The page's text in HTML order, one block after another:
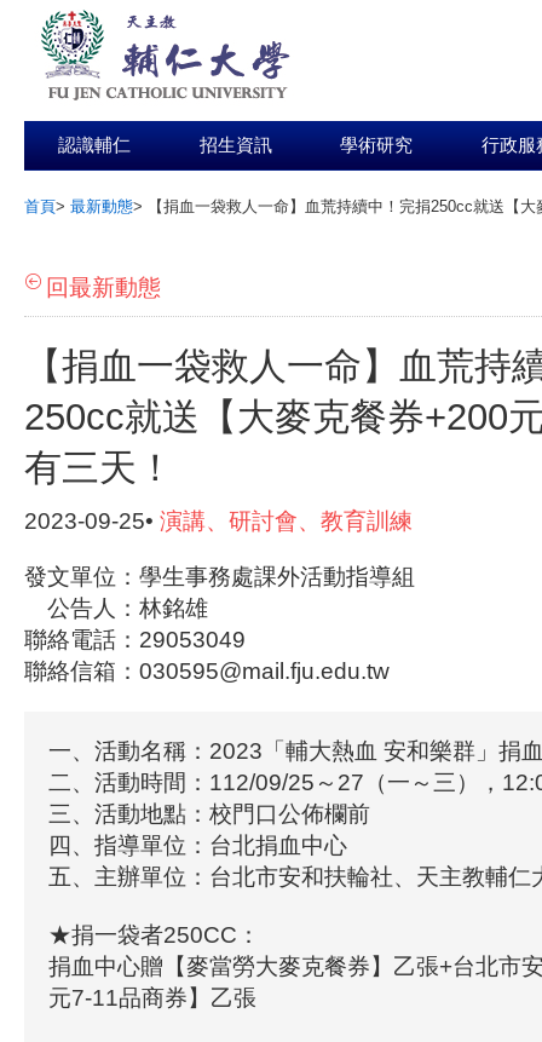
認識輔仁 招生資訊 學術研究 行政服
首頁> 最新動態> 【捐血一袋救人一命】血荒持續中！完捐250cc就送【
回最新動態
【捐血一袋救人一命】血荒持
250cc就送【大麥克餐券+200
有三天！
2023-09-25• 演講、研討會、教育訓練
發文單位：學生事務處課外活動指導組
公告人：林銘雄
聯絡電話：29053049
聯絡信箱：030595@mail.fju.edu.tw
一、活動名稱：2023「輔大熱血 安和樂群」捐
二、活動時間：112/09/25～27（一～三），
三、活動地點：校門口公佈欄前
四、指導單位：台北捐血中心
五、主辦單位：台北市安和扶輪社、天主教輔仁
★捐一袋者250CC：
捐血中心贈【麥當勞大麥克餐券】乙張+台北市
元7-11品商券】乙張